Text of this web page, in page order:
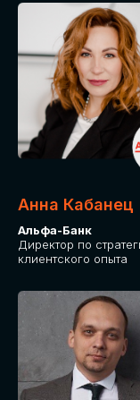
Анна Кабанец
Альфа-Банк
Директор по
клиентского опыта
УЧАСТИЯ